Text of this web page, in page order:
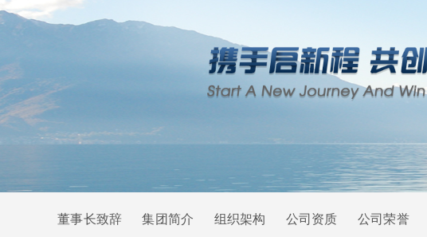
董事长致辞 集团简介 组织架构 公司资质 公司荣誉